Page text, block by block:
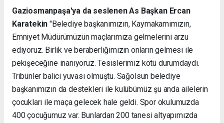
Gaziosmanpaşa'ya da seslenen As Başkan Ercan
Karatekin "Belediye başkanımızın, Kaymakamımızın,
Emniyet Müdürümüzün maçlarımıza gelmelerini arzu
ediyoruz. Birlik ve beraberliğimizin onların gelmesi ile
pekişeceğine inanıyoruz. Tesislerimiz kötü durumdaydı.
Tribünler balici yuvası olmuştu. Sağolsun belediye
başkanımızın da destekleri ile kulübümüz şu anda ailelerin
çocukları ile maça gelecek hale geldi. Spor okulumuzda
400 çocuğumuz var. Bunlardan 200 tanesi altyapımızda